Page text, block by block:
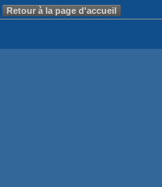
Retour à la page d'accueil